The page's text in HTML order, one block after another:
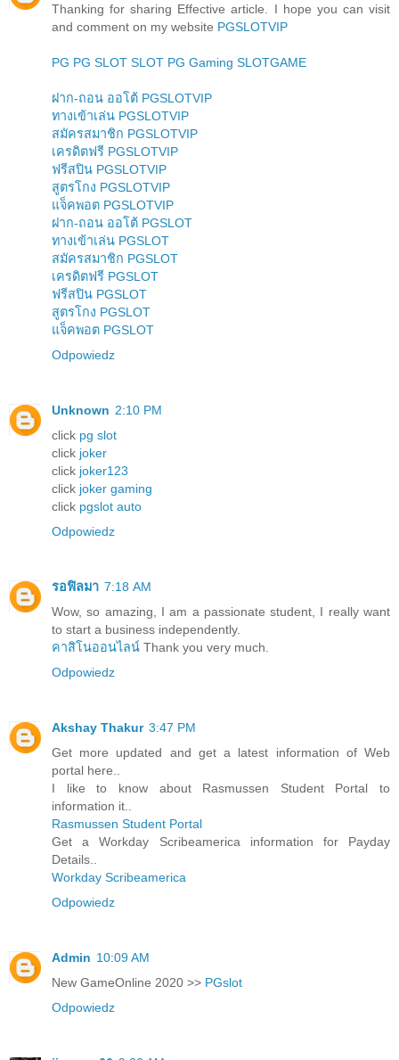
Thanking for sharing Effective article. I hope you can visit
and comment on my website PGSLOTVIP
PG PG SLOT SLOT PG Gaming SLOTGAME
ฝาก-ถอน ออโต้ PGSLOTVIP
ทางเข้าเล่น PGSLOTVIP
สมัครสมาชิก PGSLOTVIP
เครดิตฟรี PGSLOTVIP
ฟรีสปิน PGSLOTVIP
สูตรโกง PGSLOTVIP
แจ็คพอต PGSLOTVIP
ฝาก-ถอน ออโต้ PGSLOT
ทางเข้าเล่น PGSLOT
สมัครสมาชิก PGSLOT
เครดิตฟรี PGSLOT
ฟรีสปิน PGSLOT
สูตรโกง PGSLOT
แจ็คพอต PGSLOT
Odpowiedz
Unknown 2:10 PM
click pg slot
click joker
click joker123
click joker gaming
click pgslot auto
Odpowiedz
รอฟิลมา 7:18 AM
Wow, so amazing, I am a passionate student, I really want
to start a business independently.
คาสิโนออนไลน์ Thank you very much.
Odpowiedz
Akshay Thakur 3:47 PM
Get more updated and get a latest information of Web
portal here..
I like to know about Rasmussen Student Portal to
information it..
Rasmussen Student Portal
Get a Workday Scribeamerica information for Payday
Details..
Workday Scribeamerica
Odpowiedz
Admin 10:09 AM
New GameOnline 2020 >> PGslot
Odpowiedz